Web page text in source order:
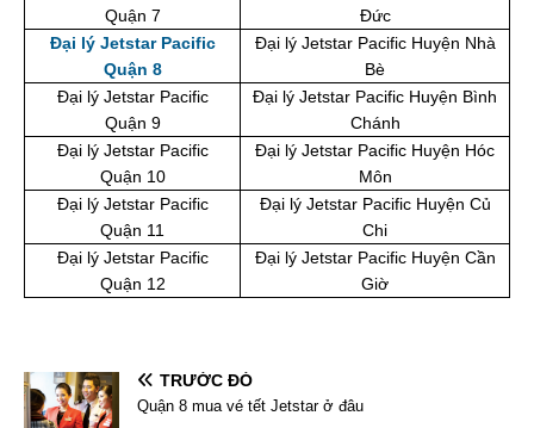
Quận 7
Đức
Đại lý Jetstar Pacific
Quận 8
Đại lý Jetstar Pacific Huyện Nhà
Bè
Đại lý Jetstar Pacific
Quận 9
Đại lý Jetstar Pacific Huyện Bình
Chánh
Đại lý Jetstar Pacific
Quận 10
Đại lý Jetstar Pacific Huyện Hóc
Môn
Đại lý Jetstar Pacific
Quận 11
Đại lý Jetstar Pacific Huyện Củ
Chi
Đại lý Jetstar Pacific
Quận 12
Đại lý Jetstar Pacific Huyện Cần
Giờ
TRƯỚC ĐÓ
Quận 8 mua vé tết Jetstar ở đâu